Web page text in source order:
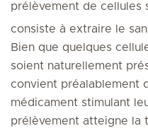
prélèvement de cellules
consiste à extraire le
Bien que quelques
soient naturellement
convient préalablement
médicament stimulant
prélèvement atteigne la